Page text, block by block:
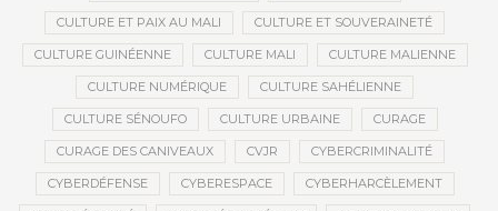
CULTURE ET PAIX AU MALI CULTURE ET SOUVERAINETÉ
CULTURE GUINÉENNE CULTURE MALI CULTURE MALIENNE
CULTURE NUMÉRIQUE CULTURE SAHÉLIENNE
CULTURE SÉNOUFO CULTURE URBAINE CURAGE
CURAGE DES CANIVEAUX CVJR CYBERCRIMINALITÉ
CYBERDÉFENSE CYBERESPACE CYBERHARCÈLEMENT